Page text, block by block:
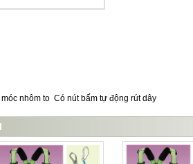
nhôm to Có nút bấm tự động rút dây